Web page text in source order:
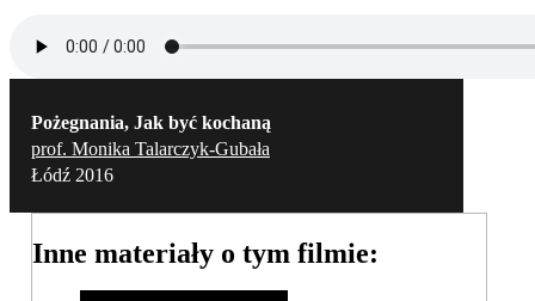
Pożegnania, Jak być kochaną
prof. Monika Talarczyk-Gubała
Łódź 2016
Inne materiały o tym filmie: